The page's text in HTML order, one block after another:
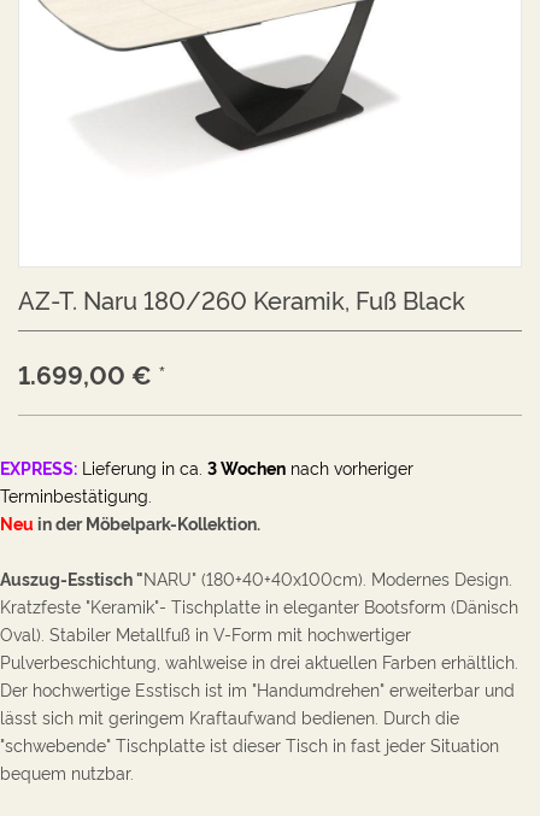
AZ-T. Naru 180/260 Keramik, Fuß Black
1.699,00 € *
EXPRESS: Lieferung in ca. 3 Wochen nach vorheriger
Terminbestätigung.
Neu in der Möbelpark-Kollektion.
Auszug-Esstisch "NARU" (180+40+40x100cm). Modernes Design.
Kratzfeste "Keramik"- Tischplatte in eleganter Bootsform (Dänisch
Oval). Stabiler Metallfuß in V-Form mit hochwertiger
Pulverbeschichtung, wahlweise in drei aktuellen Farben erhältlich.
Der hochwertige Esstisch ist im "Handumdrehen" erweiterbar und
lässt sich mit geringem Kraftaufwand bedienen. Durch die
"schwebende" Tischplatte ist dieser Tisch in fast jeder Situation
bequem nutzbar.